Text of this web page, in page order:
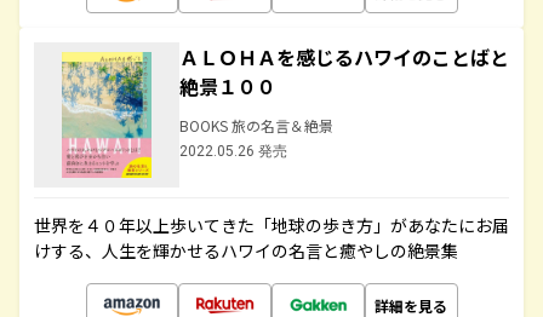
ＡＬＯＨＡを感じるハワイのことばと
絶景１００
BOOKS 旅の名言＆絶景
2022.05.26 発売
世界を４０年以上歩いてきた「地球の歩き方」があなたにお届
けする、人生を輝かせるハワイの名言と癒やしの絶景集
詳細を見る